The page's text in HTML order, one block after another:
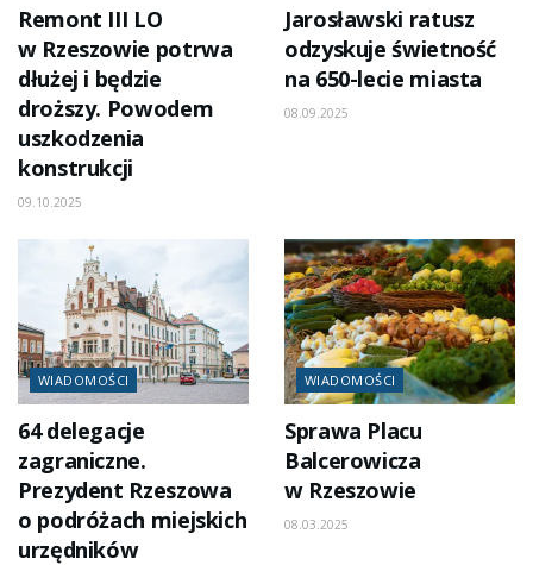
Remont III LO
w Rzeszowie potrwa
dłużej i będzie
droższy. Powodem
uszkodzenia
konstrukcji
09.10.2025
Jarosławski ratusz
odzyskuje świetność
na 650-lecie miasta
08.09.2025
WIADOMOŚCI
64 delegacje
zagraniczne.
Prezydent Rzeszowa
o podróżach miejskich
urzędników
WIADOMOŚCI
Sprawa Placu
Balcerowicza
w Rzeszowie
08.03.2025